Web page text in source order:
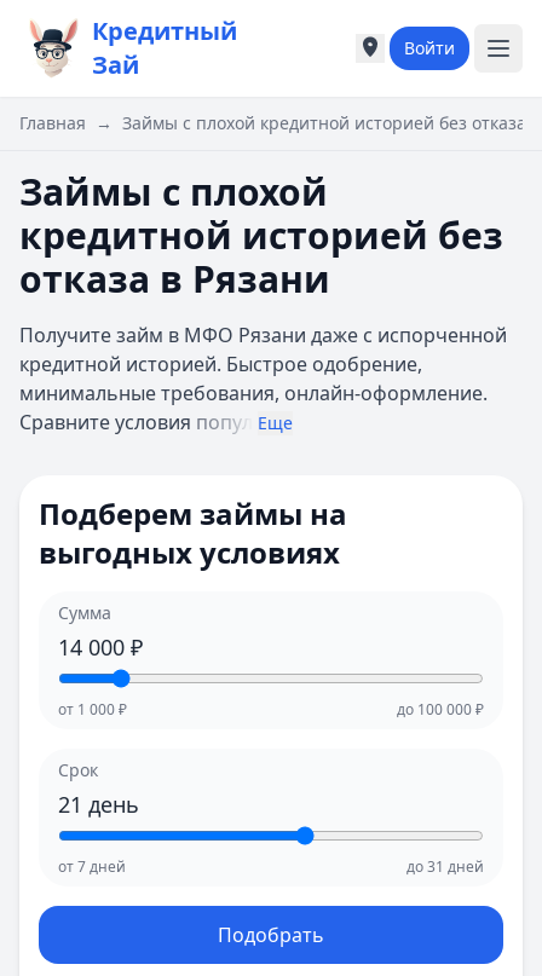
Кредитный
Зай
Города России
Москва
А
Белгород
Брянск
В
Ижевск
Иркутск
Киров
Краснодар
Красноярск
Л
Города России
Москва
А
Белгород
Брянск
В
Ижевск
Иркутск
Киров
Краснодар
Красноярск
Л
Войти
Главная → Займы с плохой кредитной историей без отказа
Займы с плохой
кредитной историей без
отказа в Рязани
Получите займ в МФО Рязани даже с испорченной
кредитной историей. Быстрое одобрение,
минимальные требования, онлайн-оформление.
Сравните условия попул Еще
Подберем займы на
выгодных условиях
Сумма
14 000 ₽
от 1 000₽ до 100 000₽
Срок
21 день
от7дней до31 дней
Подобрать